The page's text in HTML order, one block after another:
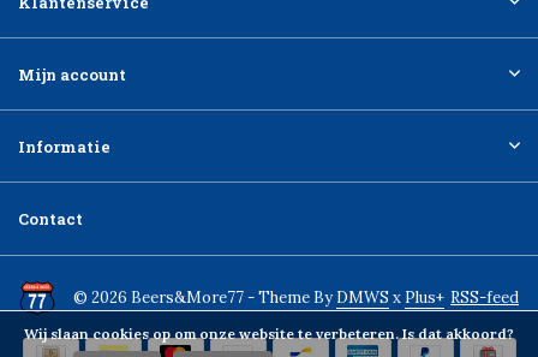
Mijn account
Informatie
Contact
© 2026 Beers&More77 - Theme ByDMWS x Plus+ RSS-feed
Wij slaan cookies op om onze website te verbeteren. Is dat akkoord?